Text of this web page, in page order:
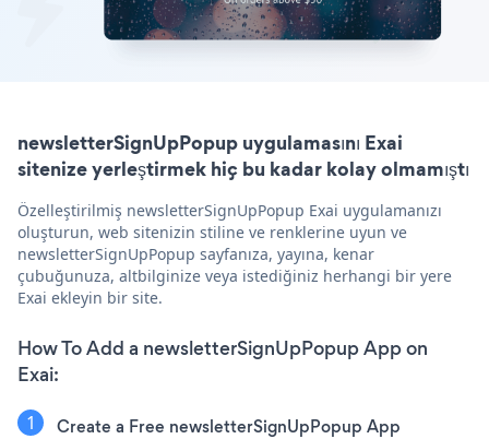
newsletterSignUpPopup uygulamasını Exai
sitenize yerleştirmek hiç bu kadar kolay olmamıştı
Özelleştirilmiş newsletterSignUpPopup Exai uygulamanızı
oluşturun, web sitenizin stiline ve renklerine uyun ve
newsletterSignUpPopup sayfanıza, yayına, kenar
çubuğunuza, altbilginize veya istediğiniz herhangi bir yere
Exai ekleyin bir site.
How To Add a newsletterSignUpPopup App on
Exai:
Create a Free newsletterSignUpPopup App